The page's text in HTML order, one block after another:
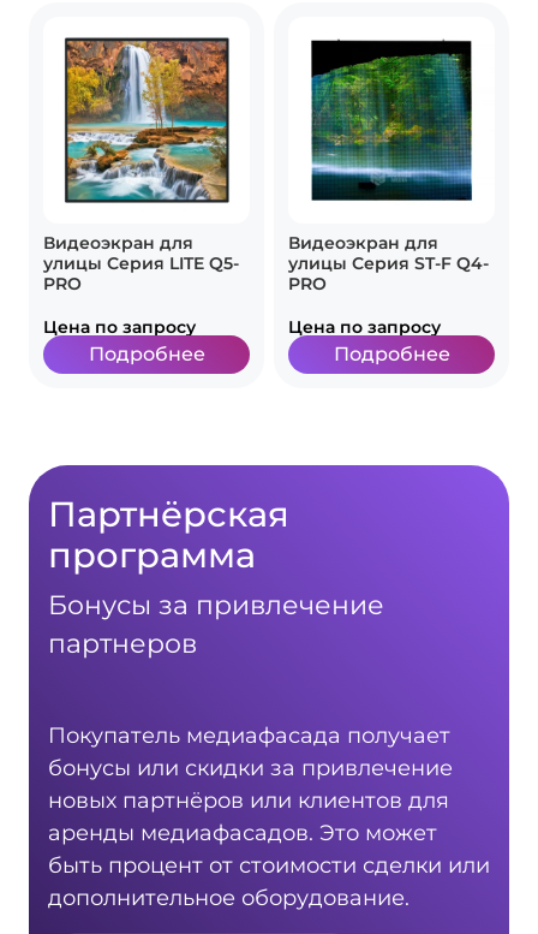
Видеоэкран для
улицы Серия LITE Q5-
PRO
Цена по запросу
Подробнее
Видеоэкран для
улицы Серия ST-F Q4-
PRO
Цена по запросу
Подробнее
Партнёрская
программа
Бонусы за привлечение
партнеров
Покупатель медиафасада получает
бонусы или скидки за привлечение
новых партнёров или клиентов для
аренды медиафасадов. Это может
быть процент от стоимости сделки или
дополнительное оборудование.